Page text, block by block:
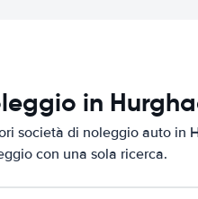
in
società di noleggio auto in
con una sola ricerca.